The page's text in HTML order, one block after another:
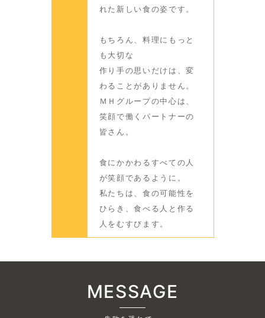
れた新しい食の姿です。
もちろん、料理にもっと
も大切な
作り手の思いだけは、変
わることがありません。
ＭＨグループの中心は、
笑顔で働くパートナーの
皆さん。
食にかかわるすべての人
が笑顔であるように。
私たちは、食の可能性を
ひらき、食べる人と作る
人をむすびます。
MESSAGE